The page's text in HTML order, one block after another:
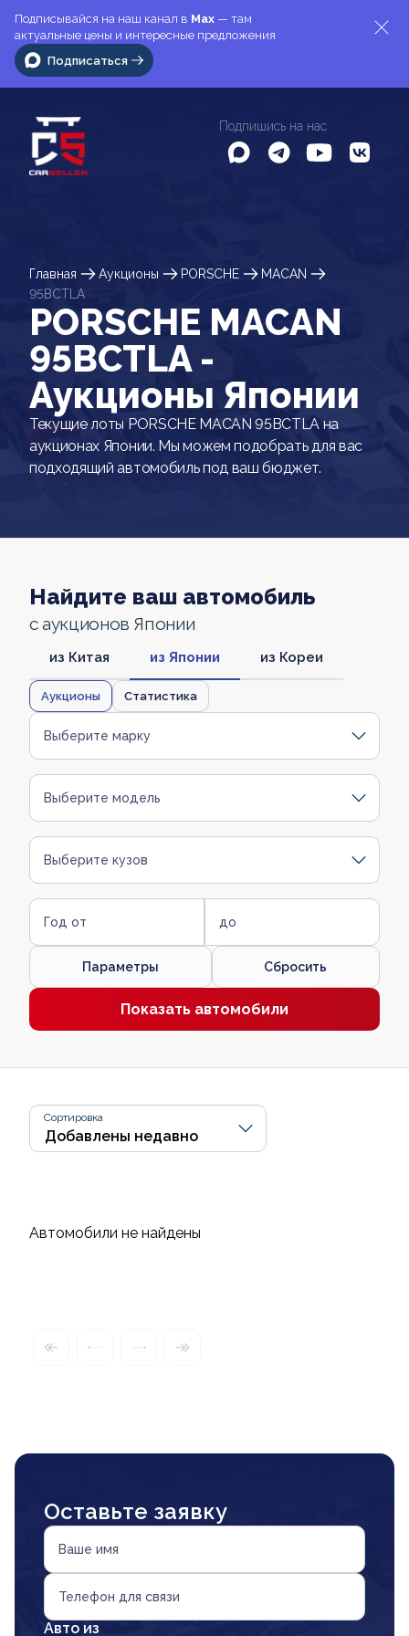
Подписывайся на наш канал в Max — там
актуальные цены и интересные предложения
Подписаться
Подпишись на нас
Главная Аукционы PORSCHE
MACAN
95BCTLA
PORSCHE MACAN
95BCTLA -
Аукционы Японии
Текущие лоты PORSCHE MACAN 95BCTLA на
аукционах Японии. Мы можем подобрать для вас
подходящий автомобиль под ваш бюджет.
Найдите ваш автомобиль
с аукционов Японии
из Китая из Японии из Кореи
Аукционы Статистика
Выберите марку
Выберите модель
Выберите кузов
Год от до
Параметры Сбросить
Показать автомобили
Сортировка
Автомобили не найдены
Оставьте заявку
Ваше имя
Телефон для связи
Авто из